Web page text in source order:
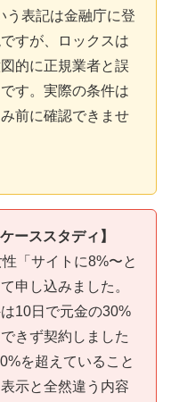
う表記は金融庁に登
すが、ロックスは
的に正規業者と誤
す。実際の条件は
前に確認できませ
ーススタディ】
「サイトに8%〜と
申し込みました。
10日で元金の30%
きず契約しました
を超えていること
示と全然違う内容